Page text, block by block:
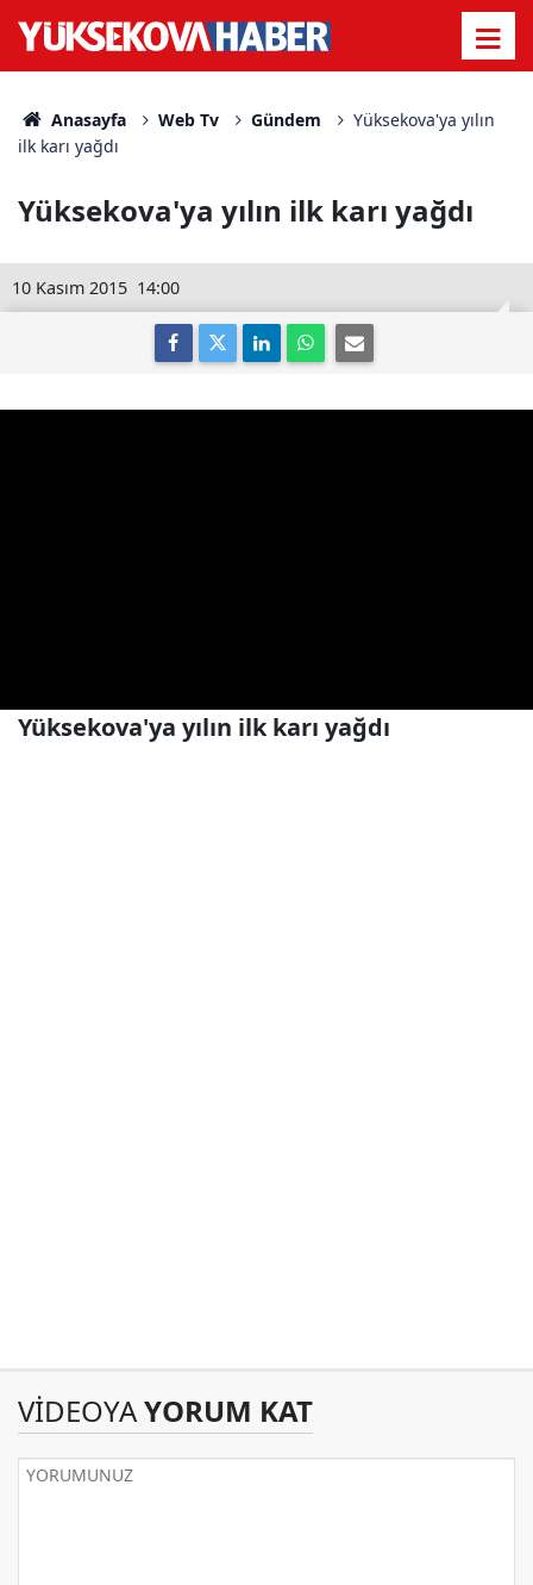
Anasayfa Web Tv Gündem
Yüksekova'ya yılın
ilk karı yağdı
Yüksekova'ya yılın ilk karı yağdı
14:00
10 Kasım 2015
Yüksekova'ya yılın ilk karı yağdı
VİDEOYAYORUM KAT